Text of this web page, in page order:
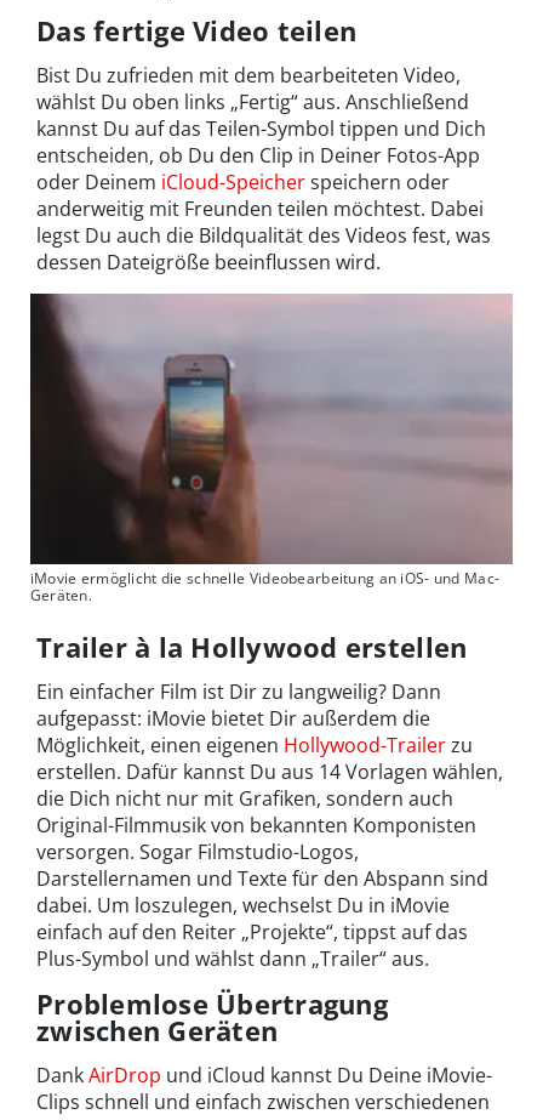
Das fertige Video teilen
Bist Du zufrieden mit dem bearbeiteten Video,
wählst Du oben links „Fertig“ aus. Anschließend
kannst Du auf das Teilen-Symbol tippen und Dich
entscheiden, ob Du den Clip in Deiner Fotos-App
oder Deinem iCloud-Speicherspeichern oder
anderweitig mit Freunden teilen möchtest. Dabei
legst Du auch die Bildqualität des Videos fest, was
dessen Dateigröße beeinflussen wird.
iMovie ermöglicht die schnelle Videobearbeitung an iOS- und Mac-
Geräten.
Trailer à la Hollywood erstellen
Ein einfacher Film ist Dir zu langweilig? Dann
aufgepasst: iMovie bietet Dir außerdem die
Möglichkeit, einen eigenen Hollywood-Trailerzu
erstellen. Dafür kannst Du aus 14 Vorlagen wählen,
die Dich nicht nur mit Grafiken, sondern auch
Original-Filmmusik von bekannten Komponisten
versorgen. Sogar Filmstudio-Logos,
Darstellernamen und Texte für den Abspann sind
dabei. Um loszulegen, wechselst Du in iMovie
einfach auf den Reiter „Projekte“, tippst auf das
Plus-Symbol und wählst dann „Trailer“ aus.
Problemlose Übertragung
zwischen Geräten
DankAirDrop und iCloud kannst Du Deine iMovie-
Clips schnell und einfach zwischen verschiedenen